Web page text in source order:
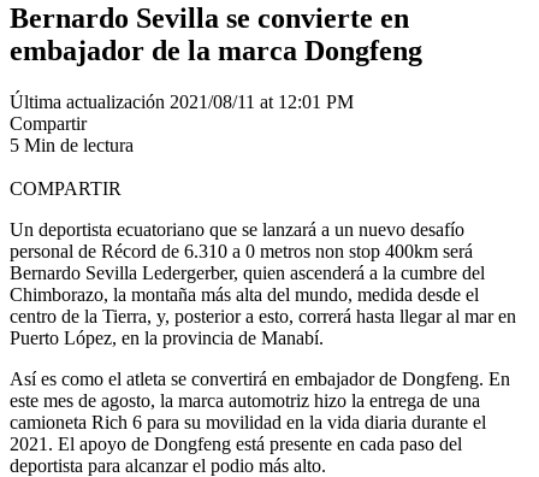
Bernardo Sevilla se convierte en
embajador de la marca Dongfeng
Última actualización 2021/08/11 at 12:01 PM
Compartir
5 Min de lectura
COMPARTIR
Un deportista ecuatoriano que se lanzará a un nuevo desafío
personal de Récord de 6.310 a 0 metros non stop 400km será
Bernardo Sevilla Ledergerber, quien ascenderá a la cumbre del
Chimborazo, la montaña más alta del mundo, medida desde el
centro de la Tierra, y, posterior a esto, correrá hasta llegar al mar en
Puerto López, en la provincia de Manabí.
Así es como el atleta se convertirá en embajador de Dongfeng. En
este mes de agosto, la marca automotriz hizo la entrega de una
camioneta Rich 6 para su movilidad en la vida diaria durante el
2021. El apoyo de Dongfeng está presente en cada paso del
deportista para alcanzar el podio más alto.